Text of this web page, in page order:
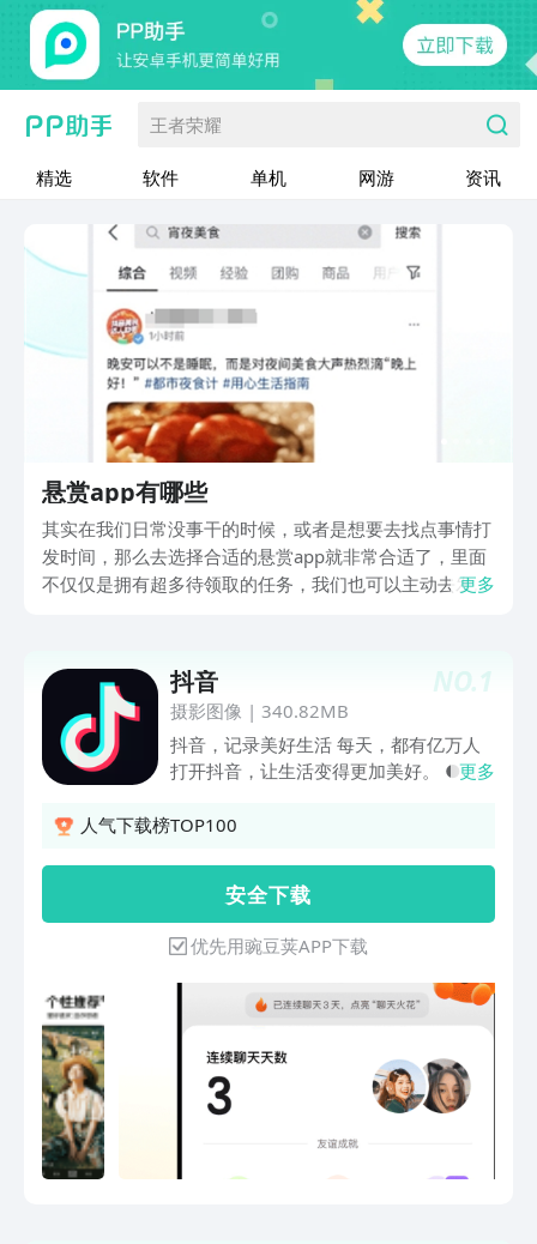
王者荣耀
精选 软件 单机 网游 资讯
悬赏app有哪些
其实在我们日常没事干的时候，或者是想要去找点事情打
发时间，那么去选择合适的悬赏app就非常合适了，里面
不仅仅是拥有超多待领取的任务，我们也可以主动去发布
质体验效果的话，那么就一起来接着往下看看吧。
更多
NO.1
抖音
摄影图像 | 340.82MB
抖音，记录美好生活 每天，都有亿万人
打开抖音，让生活变得更加美好。 ● 看
每分每秒。 ● 追上头短剧 剧情高能不
酷炫。 ● 看抖音精选 凭热爱创作的优质
中长视频，让时间不虚度。 ● 开启长辈
模式 享受贴心关爱与陪伴，看得更清，
用得舒心。 ● 不仅如此，抖音还深入各
领域，为美好生活，创造更多新可能。
拿起抖音，农特产发现新销路，宝妈找到
新工作，小店迎来新客群；打开抖音，古
籍焕发新生命，非遗等来满堂彩，知识也
从庙堂传入市井；有了抖音，退休老人可
以在直播间发挥余热，孩子们得以在线上
更多
人气下载榜TOP100
安 全 下 载
优先用豌豆荚APP下载